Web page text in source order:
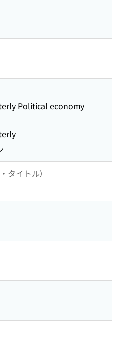
Political economy
タイトル）